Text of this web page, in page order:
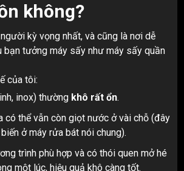
không?
kỳ vọng nhất, và cũng là nơi dễ
bạn tưởng máy sấy như máy sấy quần
của tôi:
inox) thường khô rất ổn.
có thể vẫn còn giọt nước ở vài chỗ (đây
ở máy rửa bát nói chung).
trình phù hợp và có thói quen mở hé
một lúc, hiệu quả khô càng tốt.